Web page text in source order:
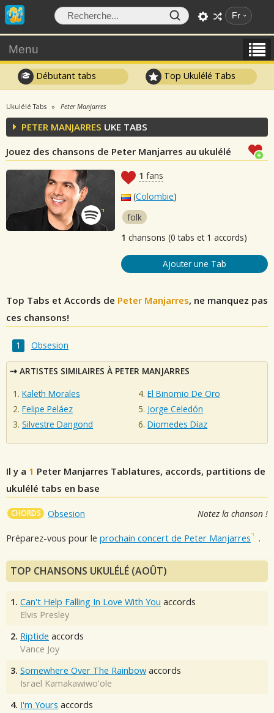
Fr
Menu
Débutant tabs Top Ukulélé Tabs
Ukulélé Tabs Peter Manjarres
PETER MANJARRES UKE TABS
Jouez des chansons de Peter Manjarres au ukulélé
1 fans
(Colombie)
folk
1 chansons (0 tabs et 1 accords)
Ajouter une Tab
Top Tabs et Accords de Peter Manjarres, ne manquez pas
ces chansons!
Obsesion
ARTISTES SIMILAIRES À PETER MANJARRES
Kaleth Morales
Felipe Peláez
Silvestre Dangond
El Binomio De Oro
Jorge Celedón
Diomedes Díaz
Il y a 1 Peter Manjarres Tablatures, accords, partitions de
ukulélé tabs en base
CHORDS Obsesion Notez la chanson !
Préparez-vous pour le prochain concert de Peter Manjarres .
TOP CHANSONS UKULÉLÉ (AOÛT)
1. Can't Help Falling In Love With You accords
Elvis Presley
2. Riptide accords
Vance Joy
3. Somewhere Over The Rainbow accords
Israel Kamakawiwo'ole
4. I'm Yours accords